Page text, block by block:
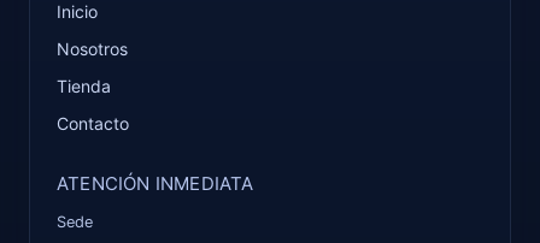
Inicio
Nosotros
Tienda
Contacto
ATENCIÓN INMEDIATA
Sede